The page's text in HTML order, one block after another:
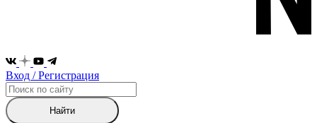
Вход / Регистрация
Найти